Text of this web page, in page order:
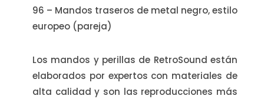
96 – Mandos traseros de metal negro, estilo
europeo (pareja)
Los mandos y perillas de RetroSound están
elaborados por expertos con materiales de
alta calidad y son las reproducciones más